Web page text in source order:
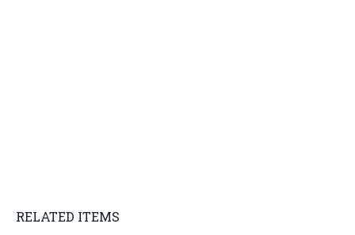
RELATED ITEMS